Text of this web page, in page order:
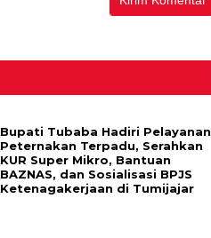
Bupati Tubaba Hadiri Pelayanan
Peternakan Terpadu, Serahkan
KUR Super Mikro, Bantuan
BAZNAS, dan Sosialisasi BPJS
Ketenagakerjaan di Tumijajar